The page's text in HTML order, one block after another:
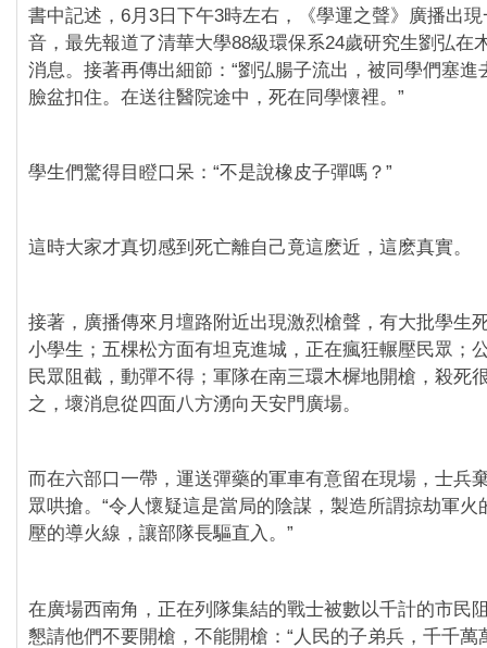
書中記述，6月3日下午3時左右，《學運之聲》廣播出
音，最先報道了清華大學88級環保系24歲研究生劉弘在
消息。接著再傳出細節：“劉弘腸子流出，被同學們塞進
臉盆扣住。在送往醫院途中，死在同學懷裡。”
學生們驚得目瞪口呆：“不是說橡皮子彈嗎？”
這時大家才真切感到死亡離自己竟這麽近，這麽真實。
接著，廣播傳來月壇路附近出現激烈槍聲，有大批學生
小學生；五棵松方面有坦克進城，正在瘋狂輾壓民眾；
民眾阻截，動彈不得；軍隊在南三環木樨地開槍，殺
之，壞消息從四面八方湧向天安門廣場。
而在六部口一帶，運送彈藥的軍車有意留在現場，士兵
眾哄搶。“令人懷疑這是當局的陰謀，製造所謂掠劫軍火
壓的導火線，讓部隊長驅直入。”
在廣場西南角，正在列隊集結的戰士被數以千計的市民
懇請他們不要開槍，不能開槍：“人民的子弟兵，千千萬